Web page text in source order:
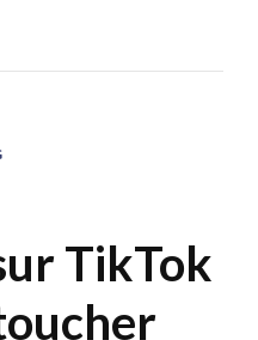
TikTok